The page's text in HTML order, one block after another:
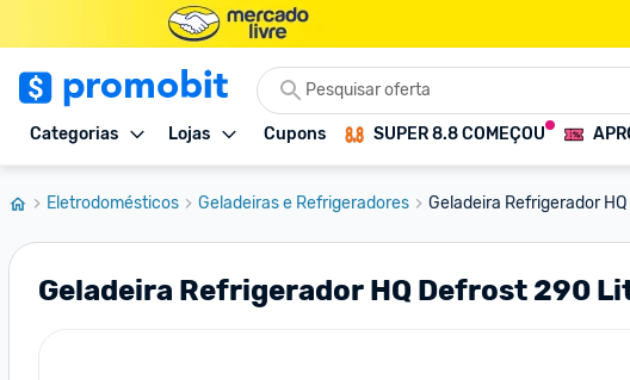
Categorias Lojas Cupons SUPER 8.8 COMEÇOU
Eletrodomésticos Geladeiras e Refrigeradores Geladeira Refrigerador
Geladeira Refrigerador HQ Defrost 290